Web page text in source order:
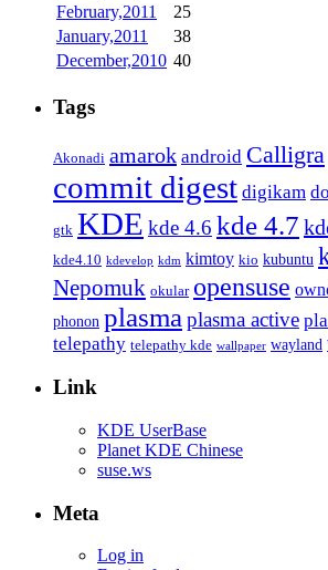
February,2011
25
January,2011
38
December,2010 40
Tags
Akonadi amarok android Calligra
commit digest digikam
gtk KDE kde 4.6 kde 4.7
kde4.10 kdevelop kdm kimtoy kio kubuntu
Nepomuk okular opensuse
phonon plasma plasma active
telepathy telepathy kde wallpaper wayland
Link
KDE UserBase
Planet KDE Chinese
suse.ws
Meta
Log in